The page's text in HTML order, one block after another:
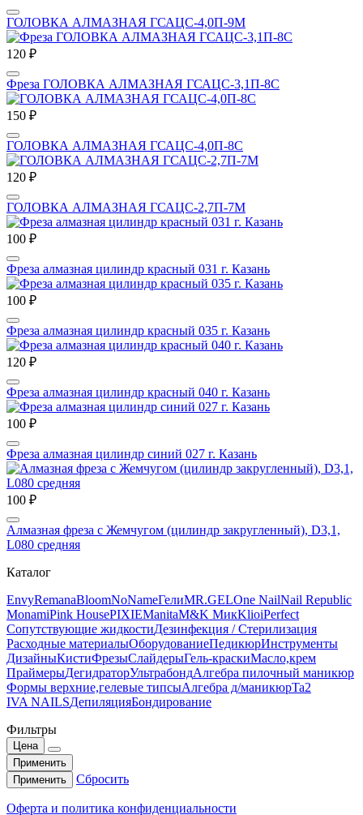
ГОЛОВКА АЛМАЗНАЯ ГСАЦС-4,0П-9М
120 ₽
Фреза ГОЛОВКА АЛМАЗНАЯ ГСАЦС-3,1П-8С
150 ₽
ГОЛОВКА АЛМАЗНАЯ ГСАЦС-4,0П-8С
120 ₽
ГОЛОВКА АЛМАЗНАЯ ГСАЦС-2,7П-7М
100 ₽
Фреза алмазная цилиндр красный 031 г. Казань
100 ₽
Фреза алмазная цилиндр красный 035 г. Казань
120 ₽
Фреза алмазная цилиндр красный 040 г. Казань
100 ₽
Фреза алмазная цилиндр синий 027 г. Казань
100 ₽
Алмазная фреза с Жемчугом (цилиндр закругленный), D3,1,
L080 средняя
Каталог
EnvyRemanaBloomNoNameГелиMR.GELOne NailNail Republic
MonamiPink HousePIXIEManitaM&K МикKlioiPerfect
Сопутствующие жидкостиДезинфекция / Стерилизация
Расходные материалыОборудованиеПедикюрИнструменты
ДизайныКистиФрезыСлайдерыГель-краскиМасло,крем
ПраймерыДегидраторУльтрабондАлгебра пилочный маникюр
Формы верхние,гелевые типсыАлгебра д/маникюрTa2
IVA NAILSДепиляцияБондирование
Фильтры
Цена
Применить
Применить
Сбросить
Оферта и политика конфиденциальности